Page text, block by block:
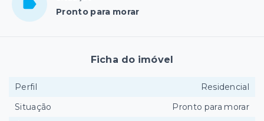
Pronto para morar
Ficha do imóvel
Perfil
Residencial
Situação
Pronto para morar